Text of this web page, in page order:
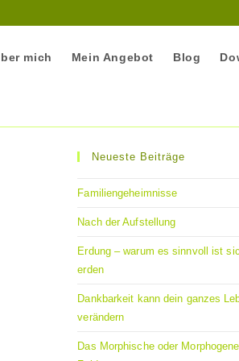
mich Mein Angebot Blog
Neueste Beiträge
Familiengeheimnisse
Nach der Aufstellung
Erdung – warum es sinnvoll ist
erden
Dankbarkeit kann dein ganzes
verändern
Das Morphische oder